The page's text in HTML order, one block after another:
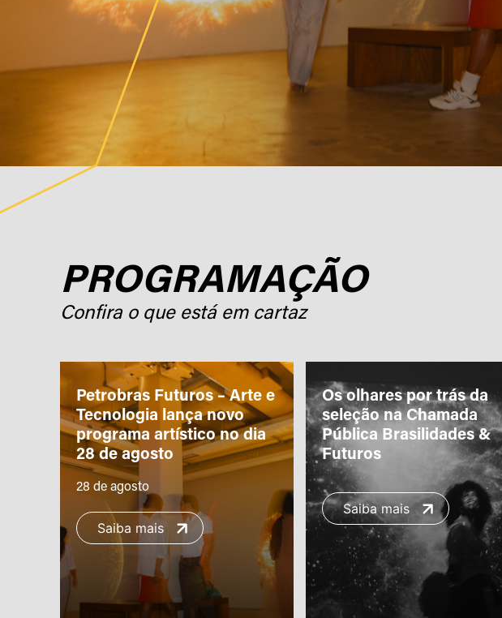
PROGRAMAÇÃO
Confira o que está em cartaz
Petrobras Futuros – Arte e
Tecnologia lança novo
programa artístico no dia
28 de agosto
28 de agosto
Saiba mais
Os olhares por trás da
seleção na Chamada
Pública Brasilidades &
Futuros
Saiba mais